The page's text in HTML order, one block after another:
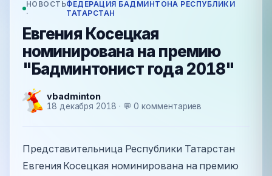
НОВОСТЬ
·
ФЕДЕРАЦИЯ БАДМИНТОНА РЕСПУБЛИКИ
ТАТАРСТАН
Евгения Косецкая
номинирована на премию
"Бадминтонист года 2018"
vbadminton
18 декабря 2018 · 💬 0 комментариев
Представительница Республики Татарстан
Евгения Косецкая номинирована на премию